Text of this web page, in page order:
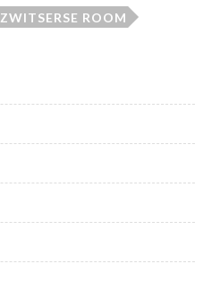
ZWITSERSE ROOM